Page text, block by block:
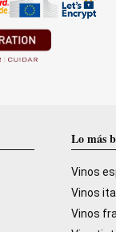
Lo más
Vinos
Vinos
Vinos